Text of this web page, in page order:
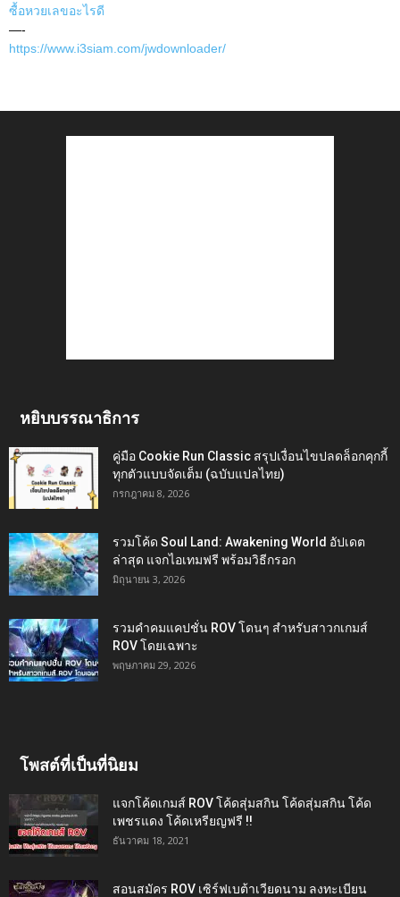
ซื้อหวยเลขอะไรดี
—-
https://www.i3siam.com/jwdownloader/
หยิบบรรณาธิการ
คู่มือ Cookie Run Classic สรุปเงื่อนไขปลดล็อกคุกกี้
ทุกตัวแบบจัดเต็ม (ฉบับแปลไทย)
กรกฎาคม 8, 2026
รวมโค้ด Soul Land: Awakening World อัปเดต
ล่าสุด แจกไอเทมฟรี พร้อมวิธีกรอก
มิถุนายน 3, 2026
รวมคำคมแคปชั่น ROV โดนๆ สำหรับสาวกเกมส์
ROV โดยเฉพาะ
พฤษภาคม 29, 2026
โพสต์ที่เป็นที่นิยม
แจกโค้ดเกมส์ ROV โค้ดสุ่มสกิน โค้ดสุ่มสกิน โค้ด
เพชรแดง โค้ดเหรียญฟรี !!
ธันวาคม 18, 2021
สอนสมัคร ROV เซิร์ฟเบต้าเวียดนาม ลงทะเบียน